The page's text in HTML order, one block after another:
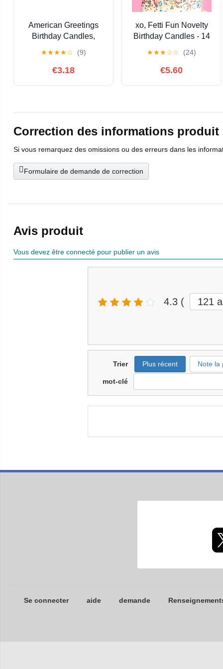
American Greetings
Birthday Candles,
& Happy Birthday Text
on Toothpicks (25-
★★★★☆ (9)
€3.18
xo, Fetti Fun Novelty
Birthday Candles - 14
Shaped, Glitter, Pastel
Rainbow, Party
★★★☆☆ (24)
€5.60
Correction des informations produit
Si vous remarquez des omissions ou des erreurs dans les
Formulaire de demande de correction
Avis produit
Vous devez être connecté pour publier un avis
4.3 ( 121
Trier Plus récent Note la
mot-clé
Se connecter aide demande